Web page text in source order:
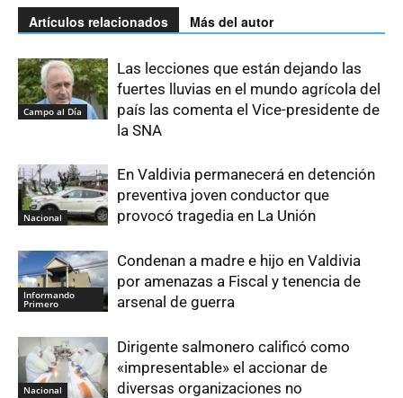
Artículos relacionados Más del autor
Campo al Día
Las lecciones que están dejando las
fuertes lluvias en el mundo agrícola del
país las comenta el Vice-presidente de
la SNA
Nacional
En Valdivia permanecerá en detención
preventiva joven conductor que
provocó tragedia en La Unión
Informando
Primero
Condenan a madre e hijo en Valdivia
por amenazas a Fiscal y tenencia de
arsenal de guerra
Nacional
Dirigente salmonero calificó como
«impresentable» el accionar de
diversas organizaciones no